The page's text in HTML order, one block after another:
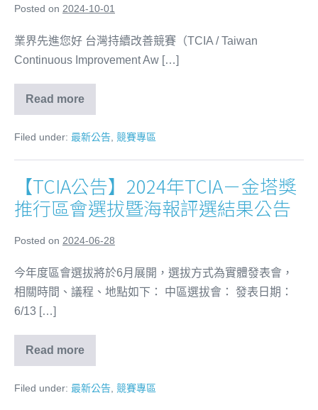
Posted on 2024-10-01
業界先進您好 台灣持續改善競賽（TCIA / Taiwan
Continuous Improvement Aw […]
Read more
Filed under: 最新公告, 競賽專區
【TCIA公告】2024年TCIA－金塔獎
推行區會選拔暨海報評選結果公告
Posted on 2024-06-28
今年度區會選拔將於6月展開，選拔方式為實體發表會，
相關時間、議程、地點如下： 中區選拔會： 發表日期：
6/13 […]
Read more
Filed under: 最新公告, 競賽專區